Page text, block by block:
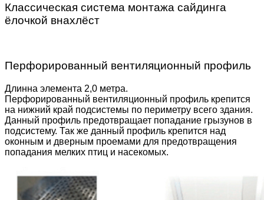
Классическая система монтажа сайдинга
ёлочкой внахлёст
Перфорированный вентиляционный профиль
Длинна элемента 2,0 метра.
Перфорированный вентиляционный профиль крепится
на нижний край подсистемы по периметру всего здания.
Данный профиль предотвращает попадание грызунов в
подсистему. Так же данный профиль крепится над
оконным и дверным проемами для предотвращения
попадания мелких птиц и насекомых.